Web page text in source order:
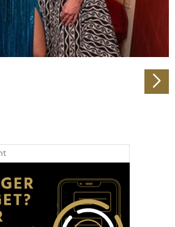
Website an unsere Partner für
und Analysen weiter. Unsere
Informationen möglicherweise mit
die Sie ihnen bereitgestellt